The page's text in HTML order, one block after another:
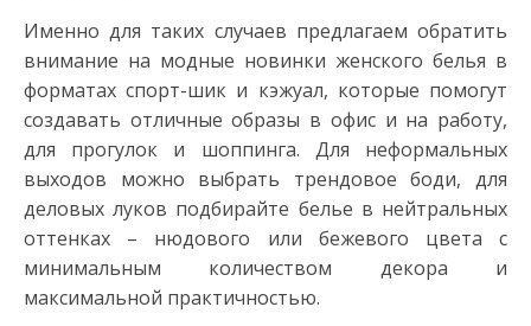
Именно для таких случаев предлагаем обратить
внимание на модные новинки женского белья в
форматах спорт-шик и кэжуал, которые помогут
создавать отличные образы в офис и на работу,
для прогулок и шоппинга. Для неформальных
выходов можно выбрать трендовое боди, для
деловых луков подбирайте белье в нейтральных
оттенках – нюдового или бежевого цвета с
минимальным количеством декора и
максимальной практичностью.